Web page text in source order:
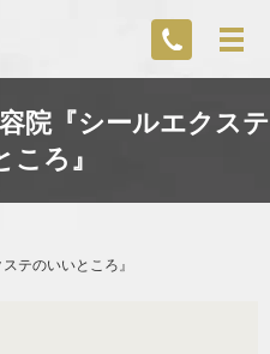
院『シールエクステ
ころ』
テのいいところ』